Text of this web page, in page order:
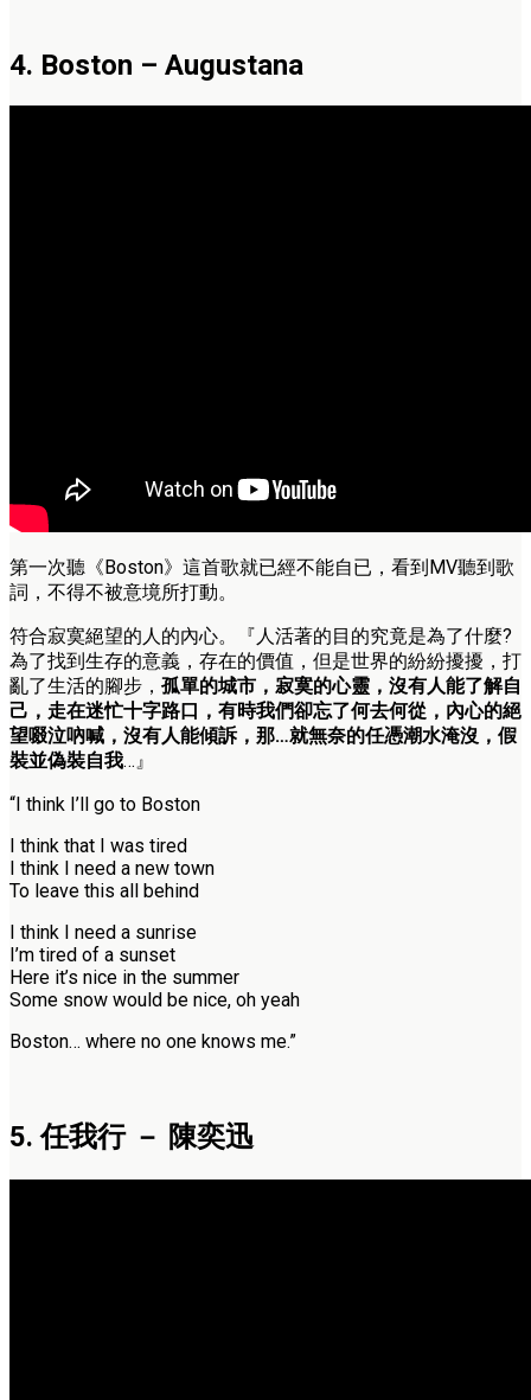
4. Boston – Augustana
第一次聽《Boston》這首歌就已經不能自已，看到MV聽到歌
詞，不得不被意境所打動。
符合寂寞絕望的人的內心。『人活著的目的究竟是為了什麼?
為了找到生存的意義，存在的價值，但是世界的紛紛擾擾，打
亂了生活的腳步， 孤單的城市，寂寞的心靈，沒有人能了解自
己，走在迷忙十字路口，有時我們卻忘了何去何從，內心的絕
望啜泣吶喊，沒有人能傾訴，那…就無奈的任憑潮水淹沒，假
裝並偽裝自我…』
“I think I’ll go to Boston
I think that I was tired
I think I need a new town
To leave this all behind
I think I need a sunrise
I’m tired of a sunset
Here it’s nice in the summer
Some snow would be nice, oh yeah
Boston… where no one knows me.”
5. 任我行 － 陳奕迅